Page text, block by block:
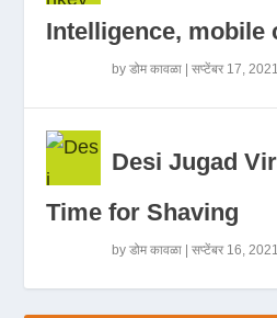
Intelligence, mobile
byडोम कावळा |सप्टेंबर 17, 2021
Desi Jugad
Time for Shaving
byडोम कावळा |सप्टेंबर 16, 2021